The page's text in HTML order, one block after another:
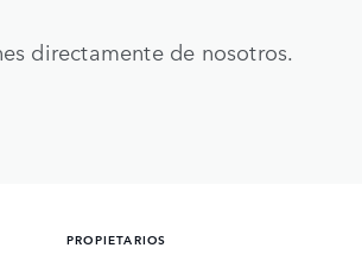
directamente de nosotros.
PROPIETARIOS